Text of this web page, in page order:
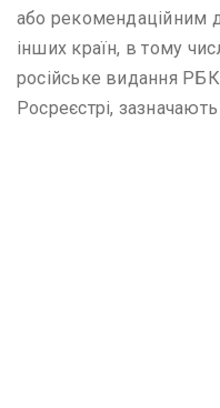
або рекомендаційним
інших країн, в тому
російське видання
Росреєстрі, зазначають